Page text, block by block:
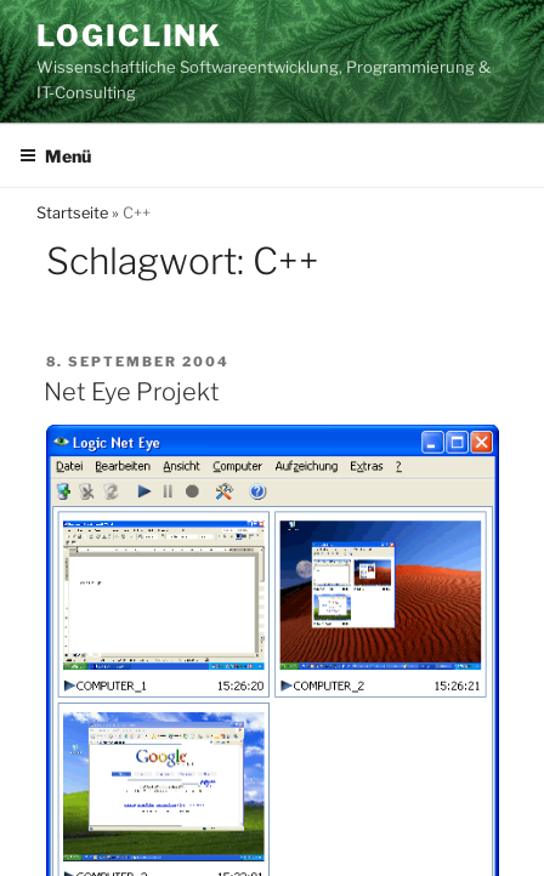
Zum
Inhalt
springen
LOGICLINK
Wissenschaftliche Softwareentwicklung, Programmierung &
IT-Consulting
Menü
Startseite » C++
Schlagwort: C++
VERÖFFENTLICHT
AM
8. SEPTEMBER 2004
Net Eye Projekt